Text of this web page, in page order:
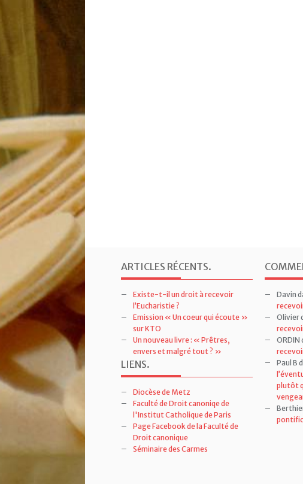
ARTICLES RÉCENTS.
Existe-t-il un droit à recevoir
l’Eucharistie ?
Emission « Un coeur qui écoute »
sur KTO
Un nouveau livre : « Prêtres,
envers et malgré tout ? »
LIENS.
Diocèse de Metz
Faculté de Droit canoniqe de
l'Institut Catholique de Paris
Page Facebook de la Faculté de
Droit canonique
Davin
Olivier
ORDIN
Paul B
plutôt